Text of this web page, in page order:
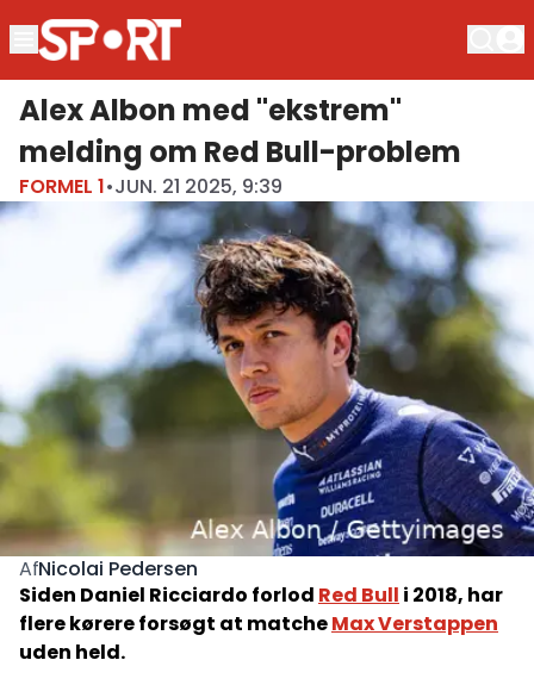
Alex Albon med "ekstrem"
melding om Red Bull-problem
FORMEL 1•JUN. 21 2025, 9:39
AfNicolai Pedersen
Siden Daniel Ricciardo forlod Red Bull i 2018, har
flere kørere forsøgt at matcheMax Verstappen
uden held.